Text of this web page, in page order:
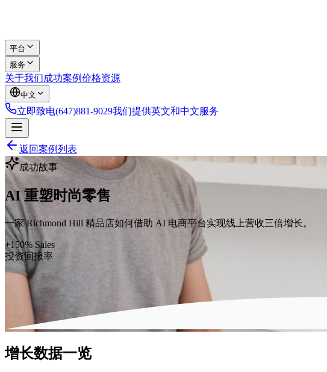
平台
服务
关于我们成功案例价格资源
中文
立即致电(647)881-9029我们提供英文和中文服务
返回案例列表
成功故事
AI 重塑时尚零售
一家 Richmond Hill 精品店如何借助 AI 电商平台实现线上营收三倍增长。
+150% Sales
投资回报率
增长数据一览